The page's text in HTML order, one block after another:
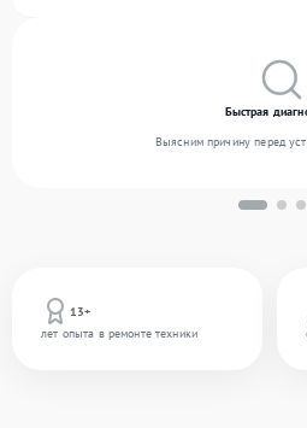
13+
лет опыта в ремонте техники
Быстрая
Выясним причину перед